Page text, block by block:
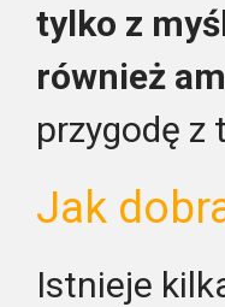
tylko z
również
przygodę z
Jak
Istnieje